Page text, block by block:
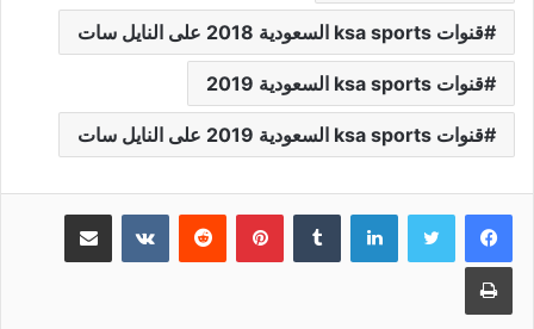
قنوات ksa sports السعودية 2018 على النايل سات
قنوات ksa sports السعودية 2019
قنوات ksa sports السعودية 2019 على النايل سات
لينكدإن بينتيريست مشاركة عبر البريد
طباعة